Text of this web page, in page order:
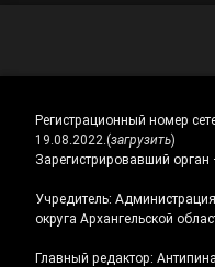
Регистрационный номер
19.08.2022.(загрузить)
Зарегистрировавший
Учредитель:
округа Архангельской
Главный редактор: